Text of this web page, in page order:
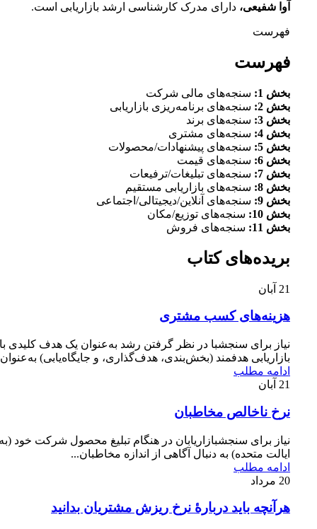
آوا شفیعی، دارای مدرک کارشناسی ارشد بازاریابی است.
فهرست
فهرست
بخش 1:
سنجه‌های مالی شرکت
بخش 2:
سنجه‌های برنامه‌ریزی بازاریابی
بخش 3:
سنجه‌های برند
بخش 4:
سنجه‌های مشتری
بخش 5:
سنجه‌های پیشنهادات/محصولات
بخش 6:
سنجه‌های قیمت
بخش 7:
سنجه‌های تبلیغات/ترفیعات
بخش 8:
سنجه‌های بازاریابی مستقیم
بخش 9:
سنجه‌های آنلاین/دیجیتالی/اجتماعی
بخش 10:
سنجه‌های توزیع/مکان
بخش 11:
سنجه‌های فروش
بریده‌های کتاب
21 آبان
هزینه‌های کسب مشتری
نیاز برای سنجشبا در نظر گرفتن رشد به‌عنوان یک هدف کلیدی
بازاریابی هدفمند (بخش‌بندی، هدف‌گذاری، و جایگاه‌یابی)
ادامه مطلب
21 آبان
نرخ ناخالص مخاطبان
نیاز برای سنجشبازاریابان در هنگام تبلیغ محصول شرکت خود
ایالت متحده) به دنبال آگاهی از اندازه مخاطبان...
ادامه مطلب
20 مرداد
هرآنچه باید دربارۀ نرخ ریزش مشتریان بدانید